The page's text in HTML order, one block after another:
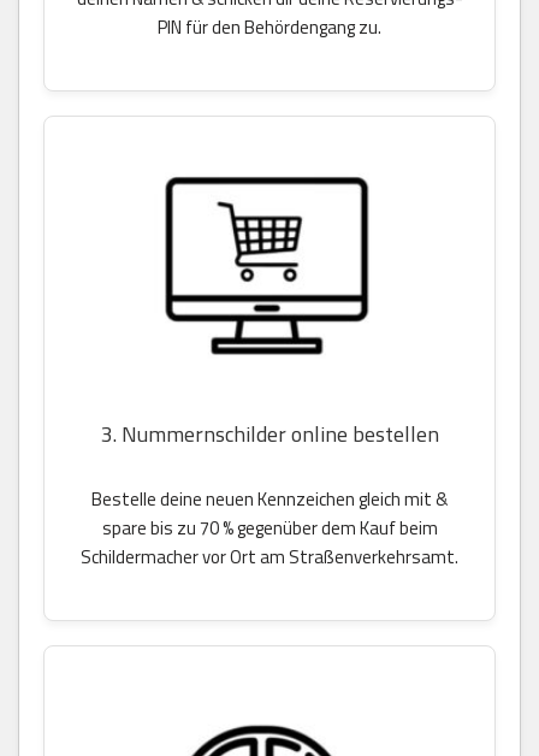
PIN für den Behördengang zu.
3. Nummernschilder online bestellen
Bestelle deine neuen Kennzeichen gleich mit &
spare bis zu 70 % gegenüber dem Kauf beim
Schildermacher vor Ort am Straßenverkehrsamt.